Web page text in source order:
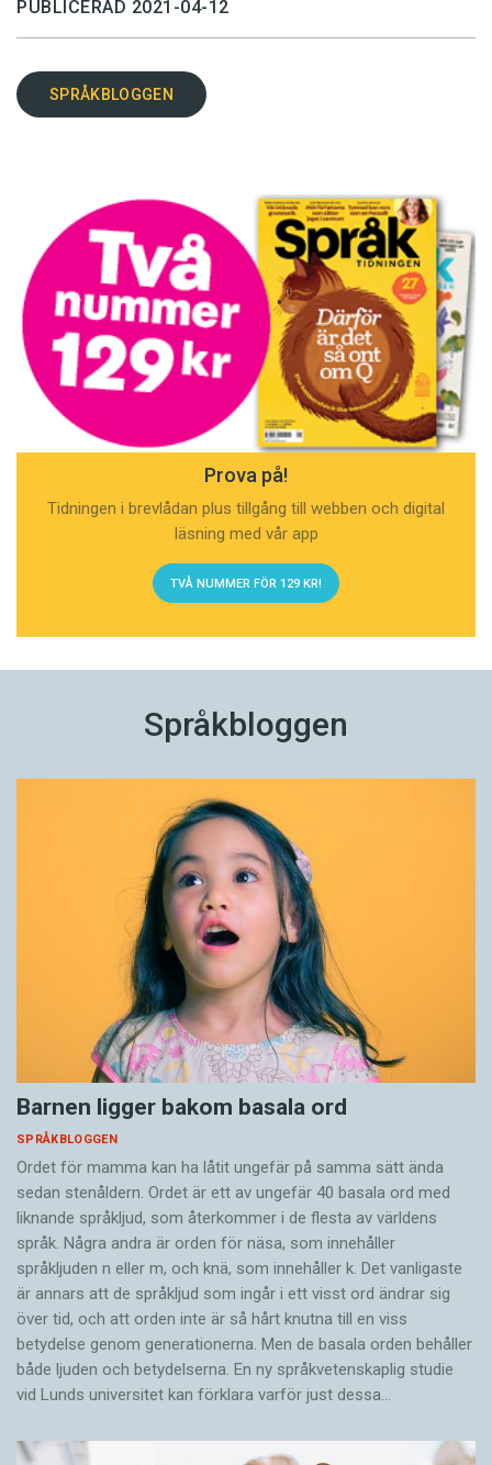
PUBLICERAD 2021-04-12
SPRÅKBLOGGEN
Prova på!
Tidningen i brevlådan plus tillgång till webben och digital
läsning med vår app
TVÅ NUMMER FÖR 129 KR!
Språkbloggen
Barnen ligger bakom basala ord
SPRÅKBLOGGEN
Ordet för mamma kan ha låtit ungefär på samma sätt ända
sedan stenåldern. Ordet är ett av ungefär 40 basala ord med
liknande språkljud, som återkommer i de flesta av världens
språk. Några andra är orden för näsa, som innehåller
språkljuden n eller m, och knä, som innehåller k. Det vanligaste
är annars att de språkljud som ingår i ett visst ord ändrar sig
över tid, och att orden inte är så hårt knutna till en viss
betydelse genom generationerna. Men de basala orden behåller
både ljuden och betydelserna. En ny språkvetenskaplig studie
vid Lunds universitet kan förklara varför just dessa…